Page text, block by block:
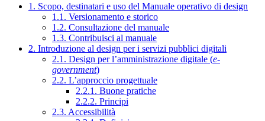
1. Scopo, destinatari e uso del Manuale operativo di design
1.1. Versionamento e storico
1.2. Consultazione del manuale
1.3. Contribuisci al manuale
2. Introduzione al design per i servizi pubblici digitali
2.1. Design per l’amministrazione digitale (e-
government)
2.2. L’approccio progettuale
2.2.1. Buone pratiche
2.2.2. Principi
2.3. Accessibilità